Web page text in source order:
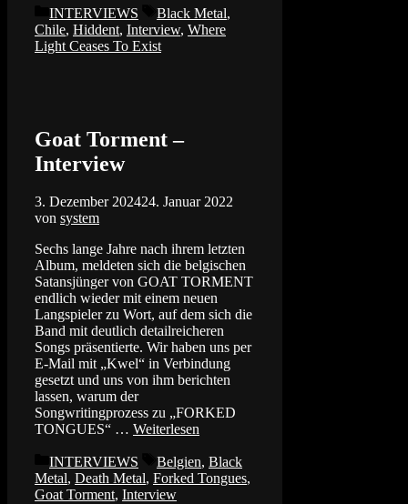
Kategorien
INTERVIEWS Schlagwörter
Black Metal,
Chile, Hiddent, Interview, Where
Light Ceases To Exist
Goat Torment –
Interview
3. Dezember 202424. Januar 2022
von system
Sechs lange Jahre nach ihrem letzten
Album, meldeten sich die belgischen
Satansjünger von GOAT TORMENT
endlich wieder mit einem neuen
Langspieler zu Wort, auf dem sich die
Band mit deutlich detailreicheren
Songs präsentierte. Wir haben uns per
E-Mail mit „Kwel“ in Verbindung
gesetzt und uns von ihm berichten
lassen, warum der
Songwritingprozess zu „FORKED
TONGUES“ … Weiterlesen
Kategorien
INTERVIEWS Schlagwörter
Belgien, Black
Metal, Death Metal, Forked Tongues,
Goat Torment, Interview